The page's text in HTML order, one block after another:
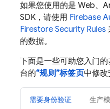
如果您使用的是 Web、
SDK，请使用 Firebase
Firestore Security Rules
的数据。
下面是一些可助您入门
台的“规则”标签页中修改
需要身份验证 生产